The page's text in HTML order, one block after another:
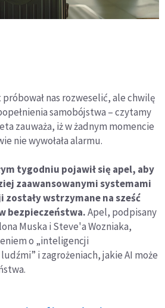
nas rozweselić, ale chwilę
samobójstwa – czytamy
zauważa, iż w żadnym momencie
nie wywołała alarmu.
tygodniu pojawił się apel, aby
zaawansowanymi systemami
wstrzymane na sześć
bezpieczeństwa.Apel, podpisany
Muska i Steve'a Wozniaka,
o „inteligencji
i zagrożeniach, jakie AI może